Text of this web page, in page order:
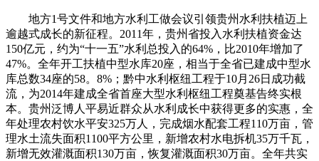
地方1号文件和地方水利工做会议引领贵州水利扶植迈上
逾越式成长的新征程。2011年，贵州省投入水利扶植资金达
150亿元，约为“十一五”水利总投入的64%，比2010年增加了
47%。全年开工扶植中型水库20座，相当于全省已建成中型水
库总数34座的58。8%；黔中水利枢纽工程于10月26日成功截
流，为2014年建成全省首座大型水利枢纽工程奠基告终实根
本。贵州泛博人平易近群众从水利成长中获得更多的实惠，全
年处理农村饮水平安325万人，完成烟水配套工程110万亩，管
理水土流失面积1100平方公里，新增农村水电拆机35万千瓦，
新增无效灌溉面积130万亩，恢复灌溉面积30万亩。全年共实